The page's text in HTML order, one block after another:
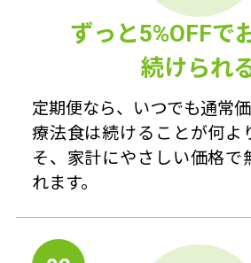
ずっと5%OFFで
続けられ
定期便なら、いつでも通常価
療法食は続けることが何よ
そ、家計にやさしい価格で
れます。